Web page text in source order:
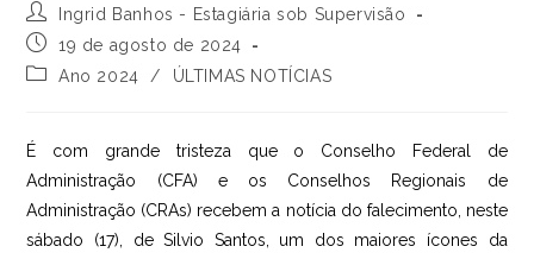
Autor
do
post:
Ingrid Banhos - Estagiária sob Supervisão
Post
publicado:
19 de agosto de 2024
Categoria
Ano 2024 / ÚLTIMAS NOTÍCIAS
É com grande tristeza que o Conselho Federal de
Administração (CFA) e os Conselhos Regionais de
Administração (CRAs) recebem a notícia do falecimento, neste
sábado (17), de Silvio Santos, um dos maiores ícones da